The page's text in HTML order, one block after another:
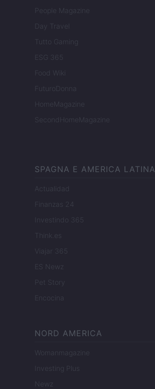
People Magazine
Day Travel
Tutto Gaming
ESG 365
Food Wiki
FuturoDonna
HomeMagazine
SecondHomeMagazine
SPAGNA E AMERICA LATINA
Actualidad
Finanzas 24
Investindo 365
Think.es
Viajar 365
ES Newz
Pet Story
Encocina
NORD AMERICA
Womanmagazine
Investing Plus
Newz